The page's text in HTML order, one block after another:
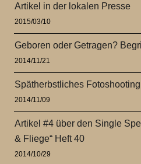
Artikel in der lokalen Presse
2015/03/10
Geboren oder Getragen?
2014/11/21
Spätherbstliches
2014/11/09
Artikel #4 über den Single
& Fliege“ Heft 40
2014/10/29